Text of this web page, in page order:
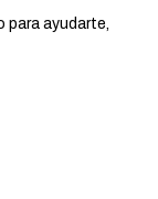
ayudarte,